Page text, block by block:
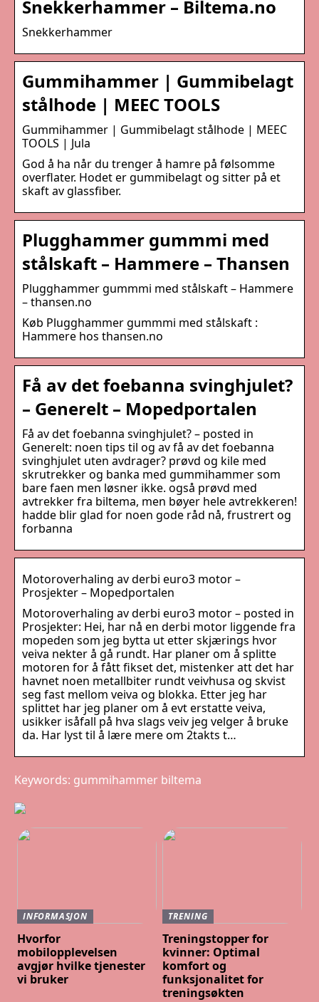
Snekkerhammer – Biltema.no
Snekkerhammer
Gummihammer | Gummibelagt
stålhode | MEEC TOOLS
Gummihammer | Gummibelagt stålhode | MEEC
TOOLS | Jula
God å ha når du trenger å hamre på følsomme
overflater. Hodet er gummibelagt og sitter på et
skaft av glassfiber.
Plugghammer gummmi med
stålskaft – Hammere – Thansen
Plugghammer gummmi med stålskaft – Hammere
– thansen.no
Køb Plugghammer gummmi med stålskaft :
Hammere hos thansen.no
Få av det foebanna svinghjulet?
– Generelt – Mopedportalen
Få av det foebanna svinghjulet? – posted in
Generelt: noen tips til og av få av det foebanna
svinghjulet uten avdrager? prøvd og kile med
skrutrekker og banka med gummihammer som
bare faen men løsner ikke. også prøvd med
avtrekker fra biltema, men bøyer hele avtrekkeren!
hadde blir glad for noen gode råd nå, frustrert og
forbanna
Motoroverhaling av derbi euro3 motor –
Prosjekter – Mopedportalen
Motoroverhaling av derbi euro3 motor – posted in
Prosjekter: Hei, har nå en derbi motor liggende fra
mopeden som jeg bytta ut etter skjærings hvor
veiva nekter å gå rundt. Har planer om å splitte
motoren for å fått fikset det, mistenker att det har
havnet noen metallbiter rundt veivhusa og skvist
seg fast mellom veiva og blokka. Etter jeg har
splittet har jeg planer om å evt erstatte veiva,
usikker isåfall på hva slags veiv jeg velger å bruke
da. Har lyst til å lære mere om 2takts t…
Keywords: gummihammer biltema
INFORMASJON
Hvorfor
mobilopplevelsen
avgjør hvilke tjenester
vi bruker
TRENING
Treningstopper for
kvinner: Optimal
komfort og
funksjonalitet for
treningsøkten